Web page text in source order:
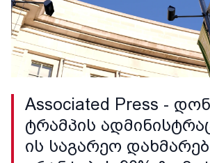
Associated Press -
ტრამპის
ის საგარეო